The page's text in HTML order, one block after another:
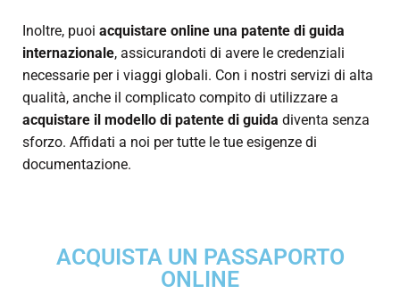
Inoltre, puoi acquistare online una patente di guida
internazionale, assicurandoti di avere le credenziali
necessarie per i viaggi globali. Con i nostri servizi di alta
qualità, anche il complicato compito di utilizzare a
acquistare il modello di patente di guida diventa senza
sforzo. Affidati a noi per tutte le tue esigenze di
documentazione.
ACQUISTA UN PASSAPORTO
ONLINE